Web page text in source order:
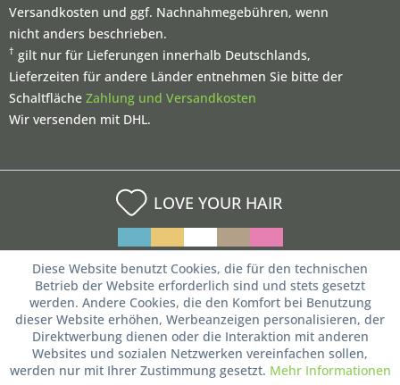
Versandkosten und ggf. Nachnahmegebühren, wenn
nicht anders beschrieben.
† gilt nur für Lieferungen innerhalb Deutschlands,
Lieferzeiten für andere Länder entnehmen Sie bitte der
Schaltfläche Zahlung und Versandkosten
Wir versenden mit DHL.
LOVE YOUR HAIR
Diese Website benutzt Cookies, die für den technischen
Betrieb der Website erforderlich sind und stets gesetzt
werden. Andere Cookies, die den Komfort bei Benutzung
dieser Website erhöhen, Werbeanzeigen personalisieren, der
Direktwerbung dienen oder die Interaktion mit anderen
Websites und sozialen Netzwerken vereinfachen sollen,
werden nur mit Ihrer Zustimmung gesetzt. Mehr Informationen